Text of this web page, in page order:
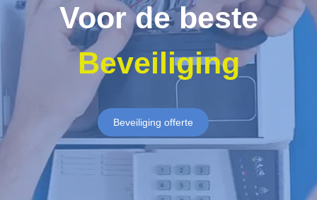
Voor de beste
Beveiliging
Beveiliging offerte